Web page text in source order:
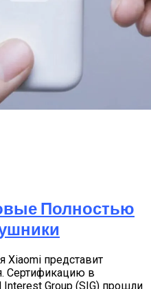
Полностью
Xiaomi представит
Сертификацию в
Interest Group (SIG) прошли